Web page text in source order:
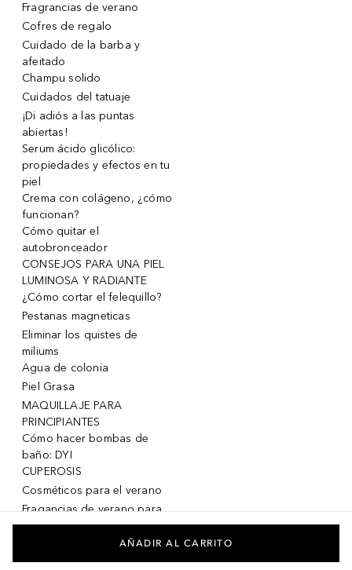
Fragrancias de verano
Cofres de regalo
Cuidado de la barba y
afeitado
Champu solido
Cuidados del tatuaje
¡Di adiós a las puntas
abiertas!
Serum ácido glicólico:
propiedades y efectos en tu
piel
Crema con colágeno, ¿cómo
funcionan?
Cómo quitar el
autobronceador
CONSEJOS PARA UNA PIEL
LUMINOSA Y RADIANTE
¿Cómo cortar el felequillo?
Pestanas magneticas
Eliminar los quistes de
miliums
Agua de colonia
Piel Grasa
MAQUILLAJE PARA
PRINCIPIANTES
Cómo hacer bombas de
baño: DYI
CUPEROSIS
Cosméticos para el verano
Fragancias de verano para
mujeres
Fragancias de verano para
hombres
AÑADIR AL CARRITO